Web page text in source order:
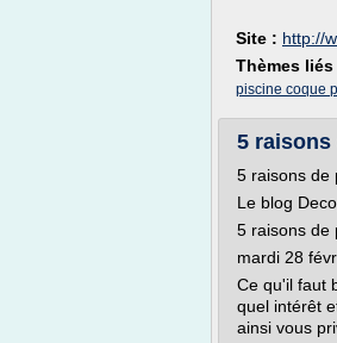
Site : http://
Thèmes liés
piscine coque
5 raisons
5 raisons de
Le blog
5 raisons de
mardi 28
Ce qu'il faut
quel intérêt
ainsi vous